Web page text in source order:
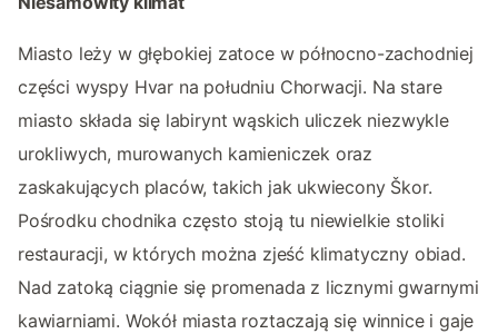
Miasto leży w głębokiej zatoce w północno-zachodniej
części wyspy Hvar na południu Chorwacji. Na stare
miasto składa się labirynt wąskich uliczek niezwykle
urokliwych, murowanych kamieniczek oraz
zaskakujących placów, takich jak ukwiecony Škor.
Pośrodku chodnika często stoją tu niewielkie stoliki
restauracji, w których można zjeść klimatyczny obiad.
Nad zatoką ciągnie się promenada z licznymi gwarnymi
kawiarniami. Wokół miasta roztaczają się winnice i gaje